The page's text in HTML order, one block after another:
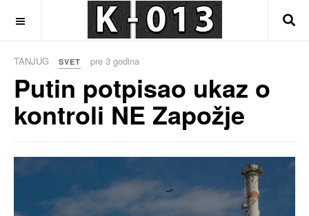
TANJUG SVET pre 3 godina
Putin potpisao ukaz o
kontroli NE Zapožje